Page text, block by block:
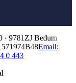
· 9781ZJ Bedum
Email:
0 443